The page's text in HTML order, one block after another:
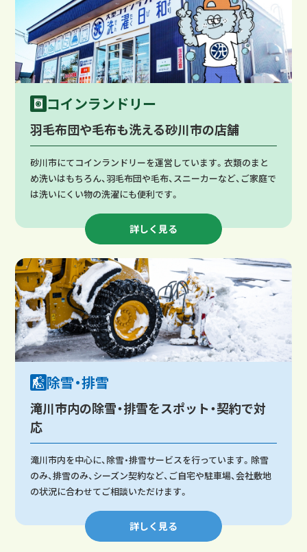
コインランドリー
羽毛布団や毛布も洗える砂川市の店舗
砂川市にてコインランドリーを運営しています。衣類のまと
め洗いはもちろん、羽毛布団や毛布、スニーカーなど、ご家庭で
は洗いにくい物の洗濯にも便利です。
詳しく見る
除雪・排雪
滝川市内の除雪・排雪をスポット・契約で対
応
滝川市内を中心に、除雪・排雪サービスを行っています。除雪
のみ、排雪のみ、シーズン契約など、ご自宅や駐車場、会社敷地
の状況に合わせてご相談いただけます。
詳しく見る